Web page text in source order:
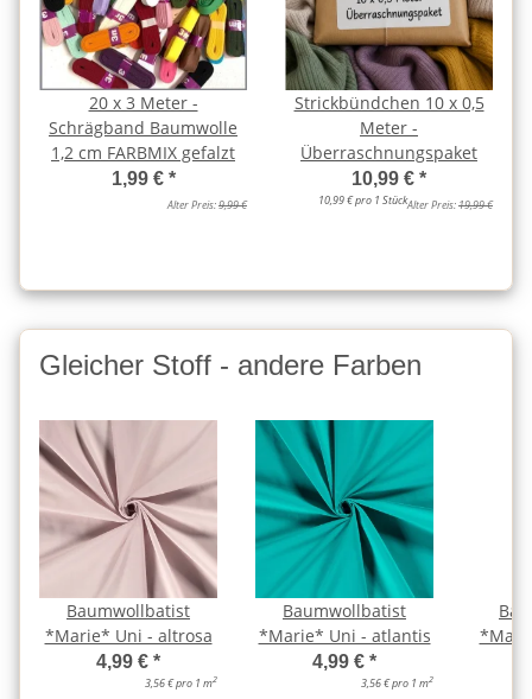
20 x 3 Meter -
Schrägband Baumwolle
1,2 cm FARBMIX gefalzt
1,99 € *
Alter Preis:9,99 €
Strickbündchen 10 x 0,5
Meter -
Überraschnungspaket
10,99 € *
10,99 € pro 1 StückAlter Preis:19,99 €
Gleicher Stoff - andere Farben
Baumwollbatist
*Marie* Uni - altrosa
4,99 € *
3,56 € pro 1 m2
Baumwollbatist
*Marie* Uni - atlantis
4,99 € *
3,56 € pro 1 m2